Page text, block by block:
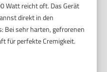
Watt reicht oft. Das Gerät
direkt in den
Bei sehr harten, gefrorenen
für perfekte Cremigkeit.